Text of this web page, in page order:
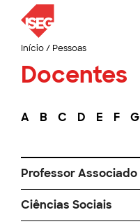
Início/ Pessoas
Docentes
A B C D E F G
Professor Associado
Ciências Sociais